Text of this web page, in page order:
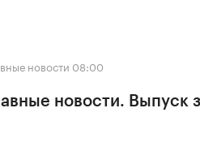
новости 08:00
новости. Выпуск